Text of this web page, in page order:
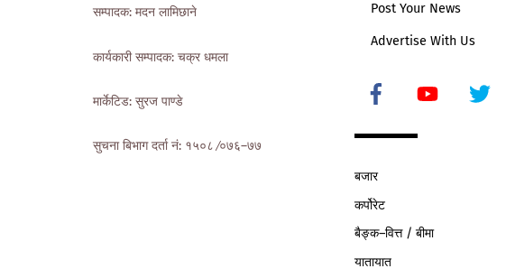
सम्पादक: मदन लामिछाने
कार्यकारी सम्पादक: चक्र धमला
मार्केटिड: सुरज पाण्डे
सुचना बिभाग दर्ता नं: १५०८ ∕०७६–७७
Post Your News
Advertise With Us
Icon
बजार
कर्पोरेट
बैङ्क–वित्त / बीमा
यातायात